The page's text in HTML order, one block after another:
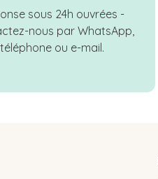
sous 24h ouvrées -
nous par WhatsApp,
téléphone ou e-mail.